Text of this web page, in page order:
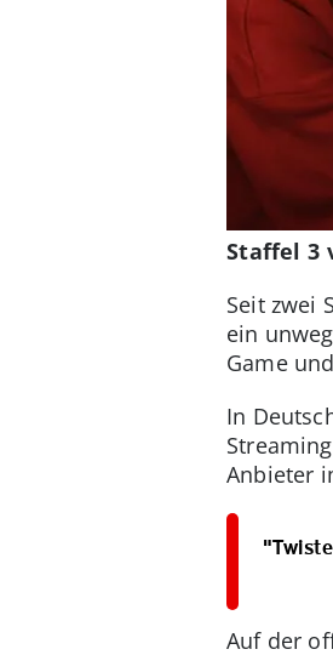
Staffel 3
Seit zwei
ein
Game
In
Anbieter
Auf der